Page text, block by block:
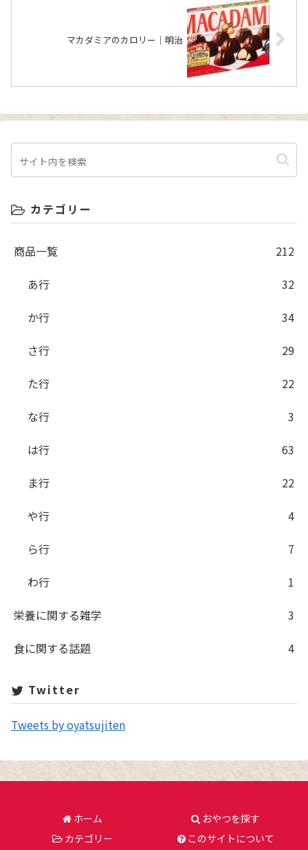
マカダミアのカロリー｜明治
カテゴリー
商品一覧
212
あ行
32
か行
34
さ行
29
た行
22
な行
3
は行
63
ま行
22
や行
4
ら行
7
わ行
1
栄養に関する雑学
3
食に関する話題
4
Twitter
Tweets by oyatsujiten
ホーム
おやつを探す
カテゴリー
このサイトについて